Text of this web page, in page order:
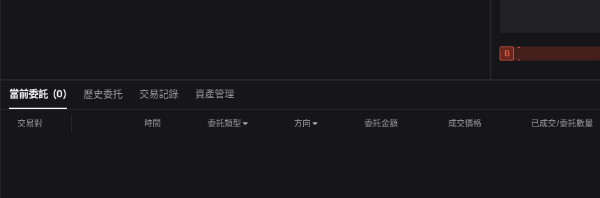
B
-
-
當前委託 (0) 歷史委托 交易記錄 資產管理
交易對 時間 委託類型 方向 委託金額 成交價格 已成交/委託數量